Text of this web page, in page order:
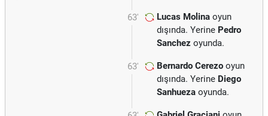
63' Lucas Molina oyun
dışında. Yerine Pedro
Sanchez oyunda.
63' Bernardo Cerezo oyun
dışında. Yerine Diego
Sanhueza oyunda.